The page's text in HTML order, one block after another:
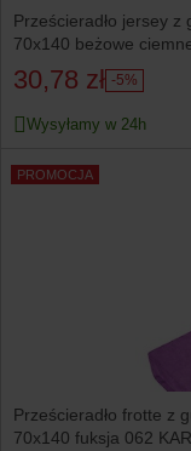
Prześcieradło jersey z
70x140 beżowe
KARO
30,78 zł -5%
Wysyłamy w 24h
PROMOCJA
Prześcieradło frotte z
70x140 fuksja 062